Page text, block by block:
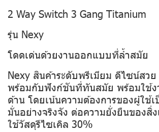
2 Way Switch 3 Gang Titanium
รุ่น Nexy
โดดเด่นด้วยงานออกแบบที่ล้ำสมัย
Nexy สินค้าระดับพรีเมียม ดีไซน์สวย
พร้อมกับฟังก์ชันที่ทันสมัย พร้อมใช้
ด้าน โดยเน้นความต้องการของผู้ใช้
มั่นอย่างจริงจัง ต่อความยั่งยืนของสิ่
ใช้วัสดุรีไซเคิล 30%